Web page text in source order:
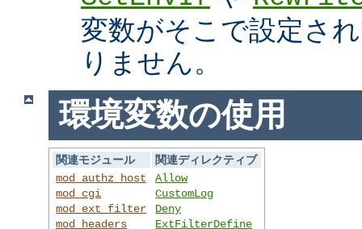
変数がそこで設定さ
りません。
環境変数の使用
関連モジュール
関連ディレクティブ
mod_authz_host
mod_cgi
mod_ext_filter
mod_headers
Allow
CustomLog
Deny
ExtFilterDefine